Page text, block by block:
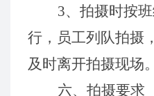
3、拍摄时按
行，员工列队拍摄
及时离开拍摄现场。
六、拍摄要求